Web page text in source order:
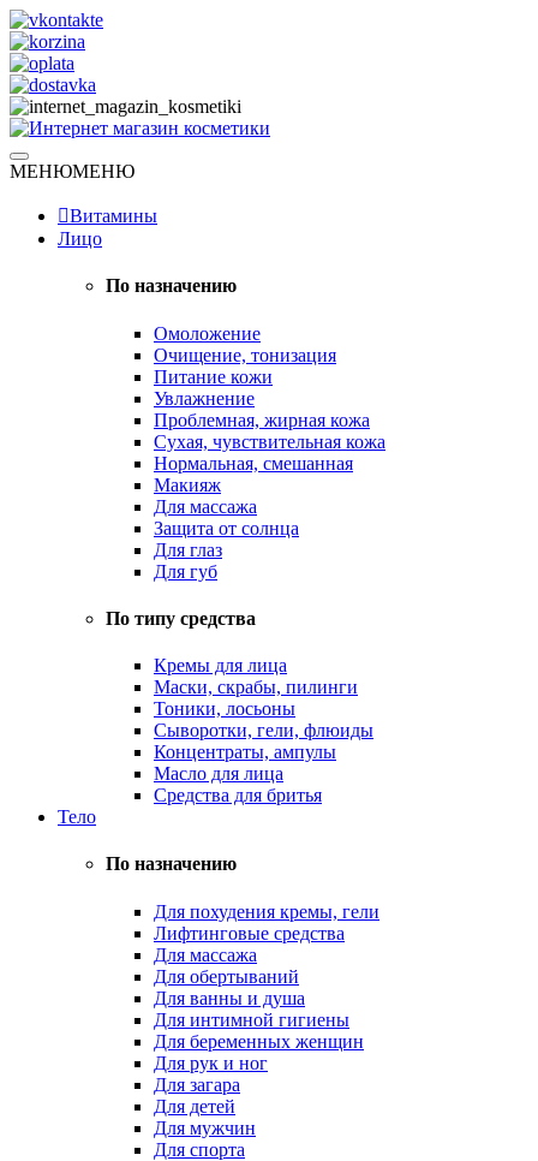
Skip
to
content
Интернет магазин косметики
Натуральная косметика
МЕНЮМЕНЮ
Витамины
Лицо
По назначению
Омоложение
Очищение, тонизация
Питание кожи
Увлажнение
Проблемная, жирная кожа
Сухая, чувствительная кожа
Нормальная, смешанная
Макияж
Для массажа
Защита от солнца
Для глаз
Для губ
По типу средства
Кремы для лица
Маски, скрабы, пилинги
Тоники, лосьоны
Сыворотки, гели, флюиды
Концентраты, ампулы
Масло для лица
Средства для бритья
Тело
По назначению
Для похудения кремы, гели
Лифтинговые средства
Для массажа
Для обертываний
Для ванны и душа
Для интимной гигиены
Для беременных женщин
Для рук и ног
Для загара
Для детей
Для мужчин
Для спорта